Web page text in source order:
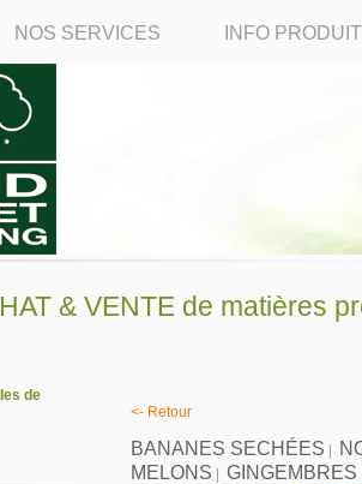
NOS SERVICES INFO
& VENTE de matières
de
<- Retour
BANANES SECHÉES
MELONS
GINGEMBRES